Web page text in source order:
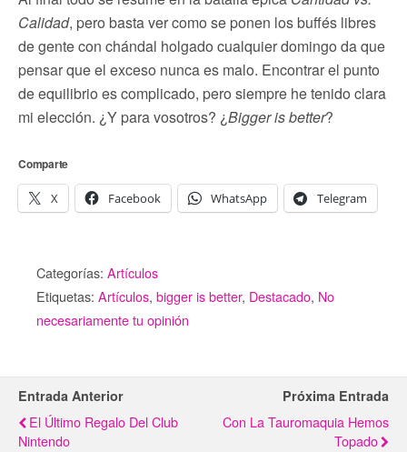
Calidad, pero basta ver como se ponen los buffés libres
de gente con chándal holgado cualquier domingo da que
pensar que el exceso nunca es malo. Encontrar el punto
de equilibrio es complicado, pero siempre he tenido clara
mi elección. ¿Y para vosotros? ¿Bigger is better?
Comparte
X Facebook WhatsApp Telegram
Categorías: Artículos
Etiquetas: Artículos, bigger is better, Destacado, No
necesariamente tu opinión
Entrada Anterior
El Último Regalo Del Club
Nintendo
Próxima Entrada
Con La Tauromaquia Hemos
Topado